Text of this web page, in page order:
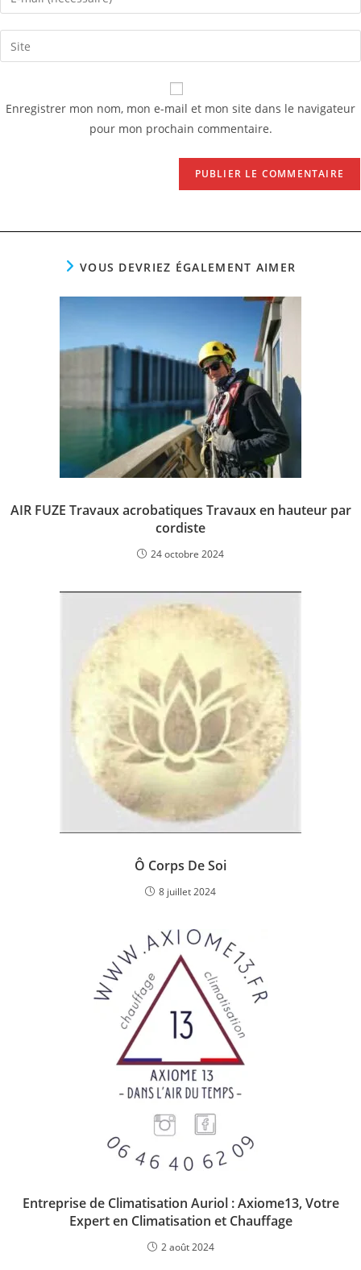
comment
your
email
address
Saisir
l’URL
Enregistrer mon nom, mon e-mail et mon site dans le navigateur
pour mon prochain commentaire.
VOUS DEVRIEZ ÉGALEMENT AIMER
AIR FUZE Travaux acrobatiques Travaux en hauteur par
cordiste
24 octobre 2024
Ô Corps De Soi
8 juillet 2024
Entreprise de Climatisation Auriol : Axiome13, Votre
Expert en Climatisation et Chauffage
2 août 2024